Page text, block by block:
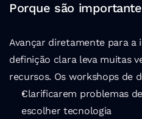
Porque são
Avançar diretamente para a
definição clara leva muitas
recursos. Os workshops de
Clarificarem problemas
escolher tecnologia